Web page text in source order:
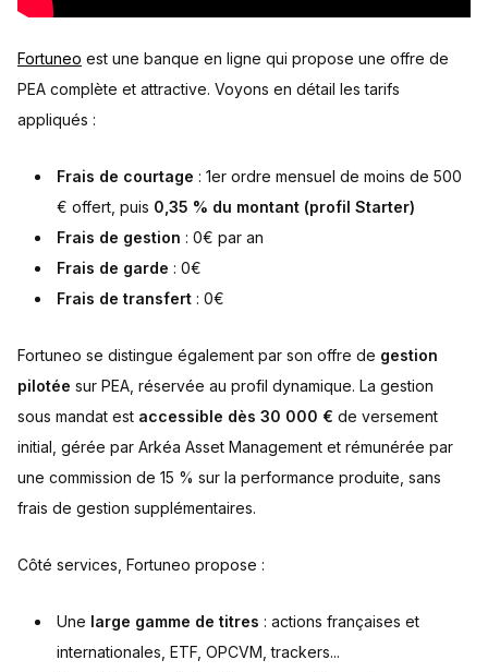
Fortuneo est une banque en ligne qui propose une offre de
PEA complète et attractive. Voyons en détail les tarifs
appliqués :
Frais de courtage : 1er ordre mensuel de moins de 500
€ offert, puis 0,35 % du montant (profil Starter)
Frais de gestion : 0€ par an
Frais de garde : 0€
Frais de transfert : 0€
Fortuneo se distingue également par son offre de gestion
pilotée sur PEA, réservée au profil dynamique. La gestion
sous mandat est accessible dès 30 000 € de versement
initial, gérée par Arkéa Asset Management et rémunérée par
une commission de 15 % sur la performance produite, sans
frais de gestion supplémentaires.
Côté services, Fortuneo propose :
Une large gamme de titres : actions françaises et
internationales, ETF, OPCVM, trackers...